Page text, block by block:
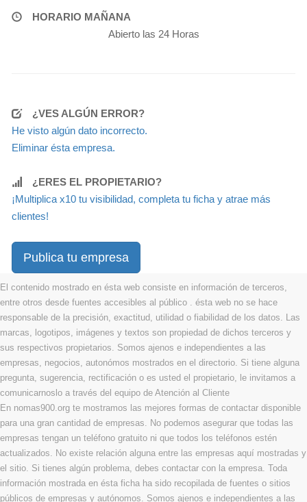
HORARIO MAÑANA
Abierto las 24 Horas
¿VES ALGÚN ERROR?
He visto algún dato incorrecto.
Eliminar ésta empresa.
¿ERES EL PROPIETARIO?
¡Multiplica x10 tu visibilidad, completa tu ficha y atrae más
clientes!
Publica tu empresa
El contenido mostrado en ésta web consiste en información de terceros,
entre otros desde fuentes accesibles al público . ésta web no se hace
responsable de la precisión, exactitud, utilidad o fiabilidad de los datos. Las
marcas, logotipos, imágenes y textos son propiedad de dichos terceros y
sus respectivos propietarios. Somos ajenos e independientes a las
empresas, negocios, autonómos mostrados en el directorio. Si tiene alguna
pregunta, sugerencia, rectificación o es usted el propietario, le invitamos a
comunicarnoslo a través del equipo de Atención al Cliente
En nomas900.org te mostramos las mejores formas de contactar disponible
para una gran cantidad de empresas. No podemos asegurar que todas las
empresas tengan un teléfono gratuito ni que todos los teléfonos estén
actualizados. No existe relación alguna entre las empresas aquí mostradas y
el sitio. Si tienes algún problema, debes contactar con la empresa. Toda
información mostrada en ésta ficha ha sido recopilada de fuentes o sitios
públicos de empresas y autónomos. Somos ajenos e independientes a las